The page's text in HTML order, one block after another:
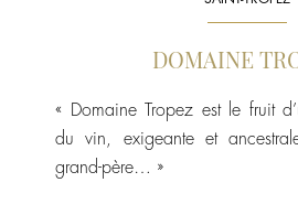
DOMAINE
« Domaine Tropez est le fruit
du vin, exigeante et
grand-père… »